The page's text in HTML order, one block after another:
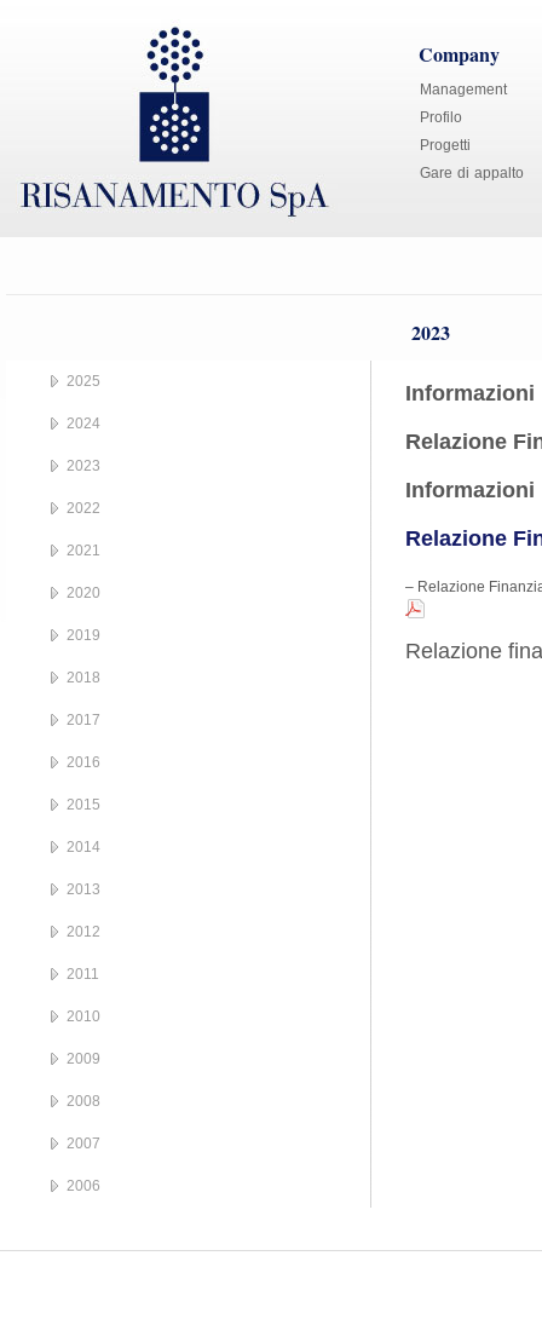
Company
Management
Profilo
Progetti
Gare di appalto
2023
Informazioni
Relazione
Informazioni
Relazione
– Relazione
Relazione
2025
2024
2023
2022
2021
2020
2019
2018
2017
2016
2015
2014
2013
2012
2011
2010
2009
2008
2007
2006